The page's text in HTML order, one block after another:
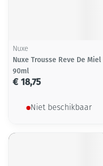
Nuxe
Nuxe Trousse Reve De Miel
90ml
€ 18,75
Niet beschikbaar